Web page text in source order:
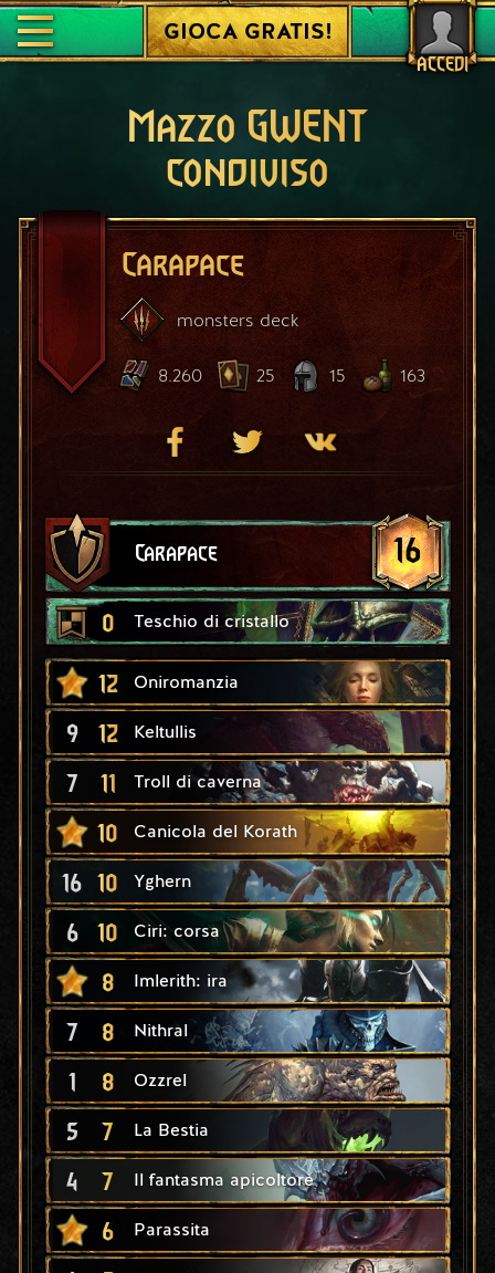
ACCEDI
GIOCA GRATIS!
Mazzo GWENT
condiviso
Carapace
monsters deck
8.260 25 15 163
Carapace 16
0 Teschio di cristallo
12 Oniromanzia
9 12 Keltullis
7 11 Troll di caverna
10 Canicola del Korath
16 10 Yghern
6 10 Ciri: corsa
8 Imlerith: ira
7 8 Nithral
1 8 Ozzrel
5 7 La Bestia
4 7 Il fantasma apicoltore
6 Parassita